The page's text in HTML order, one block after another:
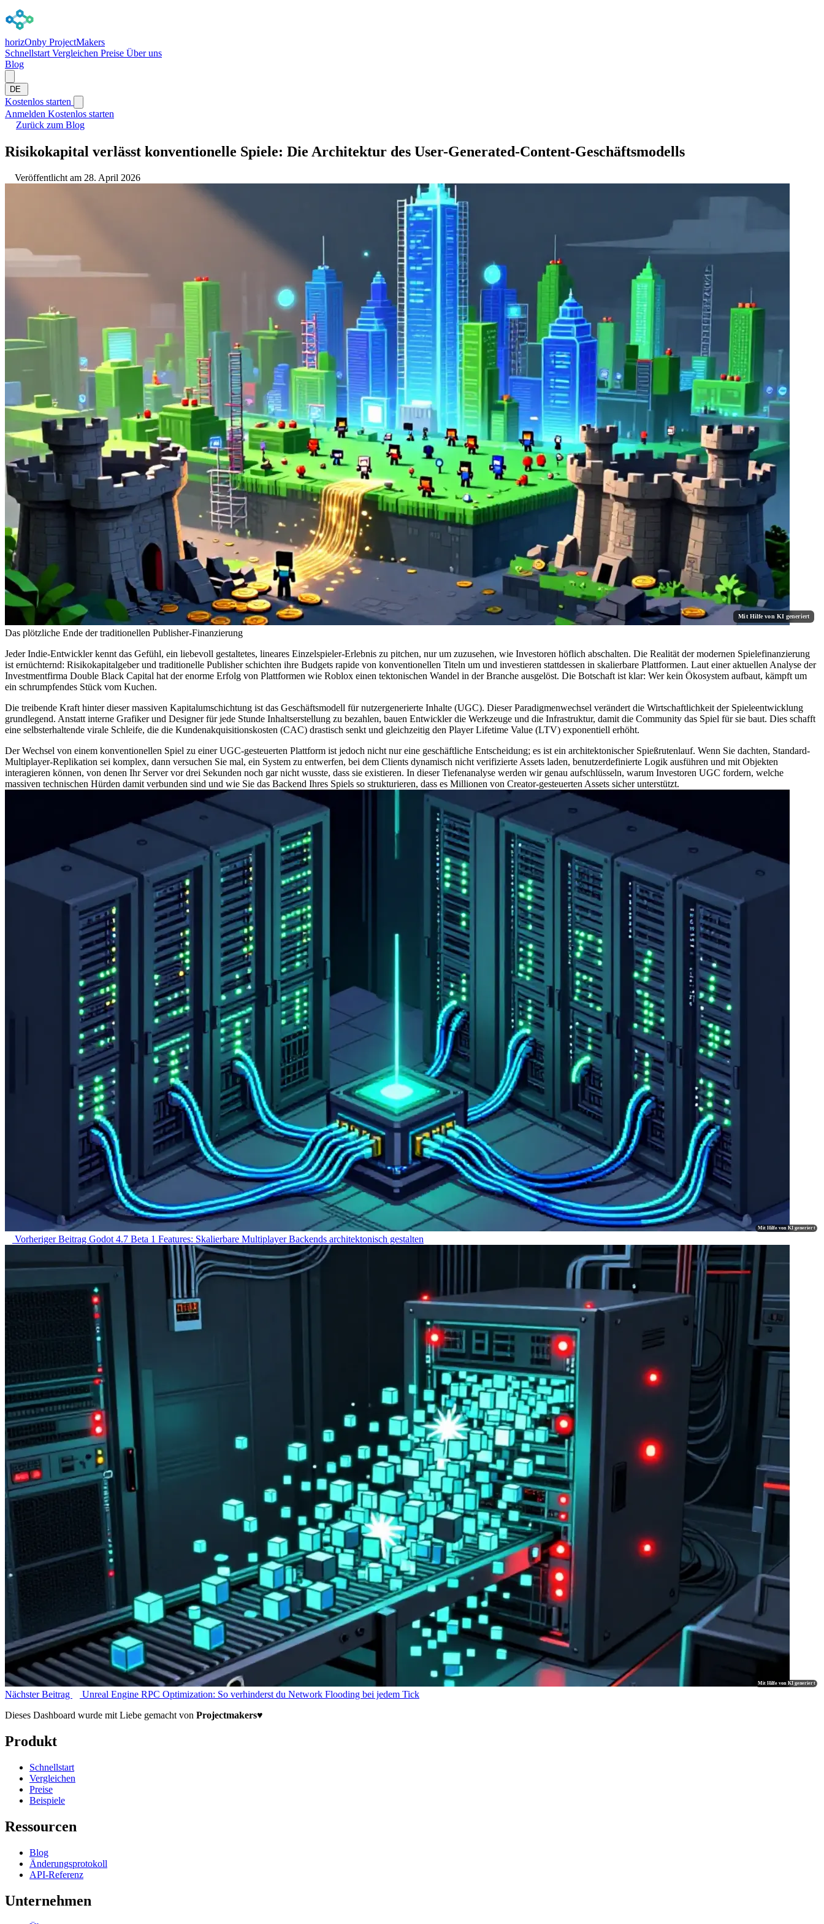
horizOnby ProjectMakers
Schnellstart Vergleichen Preise Über uns
Blog
DE
Kostenlos starten
Anmelden Kostenlos starten
Zurück zum Blog
Risikokapital verlässt konventionelle Spiele: Die Architektur des User-Generated-Content-Geschäftsmodells
Veröffentlicht am 28. April 2026
Mit Hilfe von KI generiert
Das plötzliche Ende der traditionellen Publisher-Finanzierung
Jeder Indie-Entwickler kennt das Gefühl, ein liebevoll gestaltetes, lineares Einzelspieler-Erlebnis zu pitchen, nur um zuzusehen, wie Investoren höflich abschalten. Die Realität der modernen Spielefinanzierung
ist ernüchternd: Risikokapitalgeber und traditionelle Publisher schichten ihre Budgets rapide von konventionellen Titeln um und investieren stattdessen in skalierbare Plattformen. Laut einer aktuellen Analyse der
Investmentfirma Double Black Capital hat der enorme Erfolg von Plattformen wie Roblox einen tektonischen Wandel in der Branche ausgelöst. Die Botschaft ist klar: Wer kein Ökosystem aufbaut, kämpft um
ein schrumpfendes Stück vom Kuchen.
Die treibende Kraft hinter dieser massiven Kapitalumschichtung ist das Geschäftsmodell für nutzergenerierte Inhalte (UGC). Dieser Paradigmenwechsel verändert die Wirtschaftlichkeit der Spieleentwicklung
grundlegend. Anstatt interne Grafiker und Designer für jede Stunde Inhaltserstellung zu bezahlen, bauen Entwickler die Werkzeuge und die Infrastruktur, damit die Community das Spiel für sie baut. Dies schafft
eine selbsterhaltende virale Schleife, die die Kundenakquisitionskosten (CAC) drastisch senkt und gleichzeitig den Player Lifetime Value (LTV) exponentiell erhöht.
Der Wechsel von einem konventionellen Spiel zu einer UGC-gesteuerten Plattform ist jedoch nicht nur eine geschäftliche Entscheidung; es ist ein architektonischer Spießrutenlauf. Wenn Sie dachten, Standard-
Multiplayer-Replikation sei komplex, dann versuchen Sie mal, ein System zu entwerfen, bei dem Clients dynamisch nicht verifizierte Assets laden, benutzerdefinierte Logik ausführen und mit Objekten
interagieren können, von denen Ihr Server vor drei Sekunden noch gar nicht wusste, dass sie existieren. In dieser Tiefenanalyse werden wir genau aufschlüsseln, warum Investoren UGC fordern, welche
massiven technischen Hürden damit verbunden sind und wie Sie das Backend Ihres Spiels so strukturieren, dass es Millionen von Creator-gesteuerten Assets sicher unterstützt.
Mit Hilfe von KI generiert
Vorheriger Beitrag Godot 4.7 Beta 1 Features: Skalierbare Multiplayer Backends architektonisch gestalten
Mit Hilfe von KI generiert
Nächster Beitrag
Unreal Engine RPC Optimization: So verhinderst du Network Flooding bei jedem Tick
Dieses Dashboard wurde mit Liebe gemacht von Projectmakers♥
Produkt
Schnellstart
Vergleichen
Preise
Beispiele
Ressourcen
Blog
Änderungsprotokoll
API-Referenz
Unternehmen